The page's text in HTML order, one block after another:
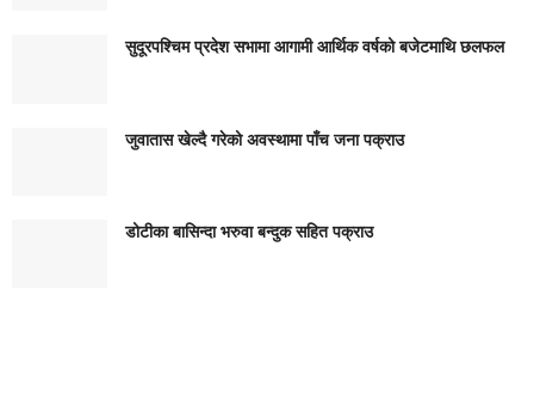
सुदूरपश्चिम प्रदेश सभामा आगामी आर्थिक वर्षको बजेटमाथि छलफल
जुवातास खेल्दै गरेको अवस्थामा पाँच जना पक्राउ
डोटीका बासिन्दा भरुवा बन्दुक सहित पक्राउ